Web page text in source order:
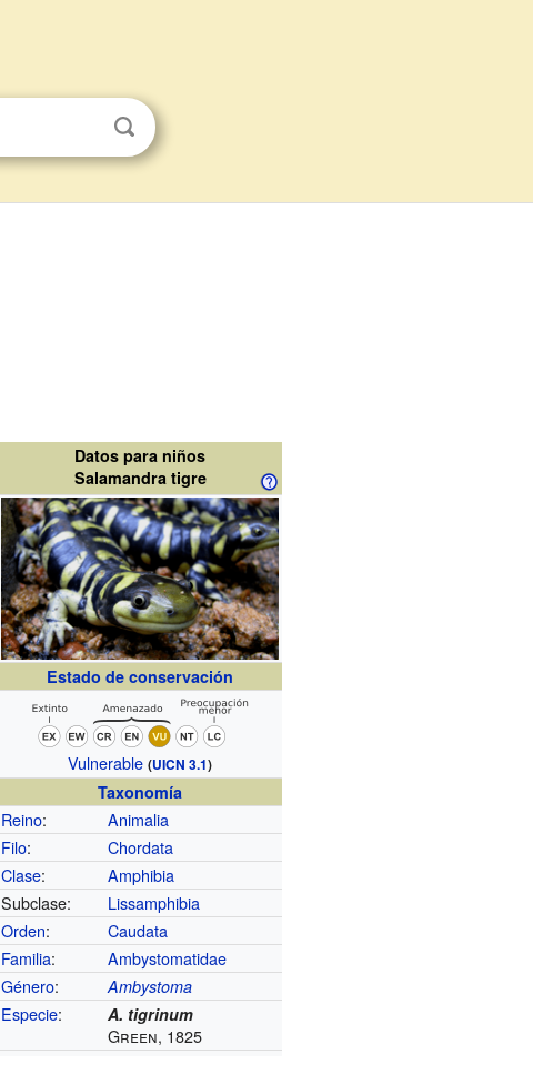
Datos para niños
Salamandra tigre
Estado de conservación
Vulnerable (UICN 3.1)
Taxonomía
Reino:
Animalia
Filo:
Chordata
Clase:
Amphibia
Subclase:
Lissamphibia
Orden:
Caudata
Familia:
Ambystomatidae
Género: Ambystoma
Especie: A. tigrinum
Green, 1825